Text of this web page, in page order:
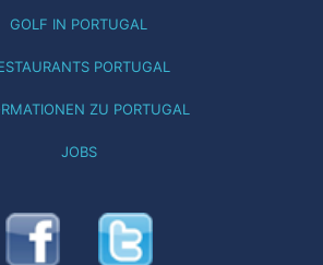
GOLF IN PORTUGAL
PORTUGAL
ZU PORTUGAL
JOBS